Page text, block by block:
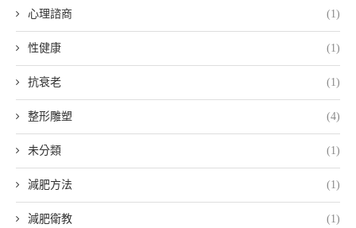
心理諮商 (1)
性健康 (1)
抗衰老 (1)
整形雕塑 (4)
未分類 (1)
減肥方法 (1)
減肥衛教 (1)